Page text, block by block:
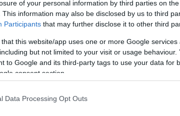
of your personal information by third parties on the
This information may also be disclosed by us to third
Participants that may further disclose it to other third
that this website/app uses one or more Google
but not limited to your visit or usage behaviour.
to Google and its third-party tags to use your data for
consent section.
Data Processing Opt Outs
bollería, galletas o fruta son habituales,
o el jamón se reservan para ocasiones
hábito es uno de los errores más comunes y